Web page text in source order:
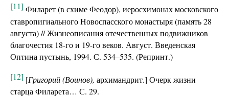
[11] Филарет (в схиме Феодор), иеросхимонах московского
ставропигиального Новоспасского монастыря (память 28
августа) // Жизнеописания отечественных подвижников
благочестия 18-го и 19-го веков. Август. Введенская
Оптина пустынь, 1994. С. 534–535. (Репринт.)
[12] [Григорий (Воинов), архимандрит.] Очерк жизни
старца Филарета… С. 29.